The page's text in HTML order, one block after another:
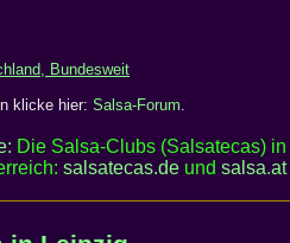
Bundesweit
klicke hier: Salsa-Forum.
Die Salsa-Clubs (Salsatecas) in
salsatecas.de und salsa.at